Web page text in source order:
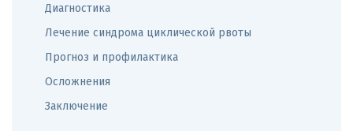
Диагностика
Лечение синдрома циклической рвоты
Прогноз и профилактика
Осложнения
Заключение